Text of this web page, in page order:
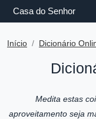
Casa do Senhor
Início Dicionário
Medita estas
aproveitamento seja